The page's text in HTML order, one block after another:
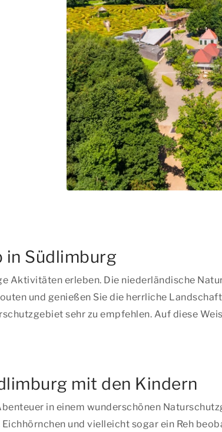
in Südlimburg
Aktivitäten erleben. Die niederländische
und genießen Sie die herrliche
sehr zu empfehlen. Auf diese
mit den Kindern
in einem wunderschönen
und vielleicht sogar ein Reh